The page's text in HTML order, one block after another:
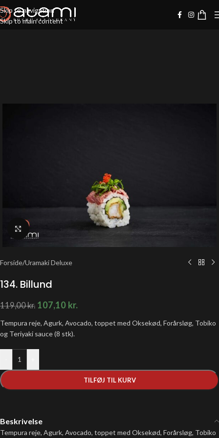
Skip to navigation
Skip to main content
Klik for at forstørre
Forside/Uramaki Deluxe
134. Billund
119,00kr. 107,10 kr.
Tempura reje, Agurk, Avocado, toppet med Oksekød, Forårsløg, Tobiko
og Teriyaki sauce (8 stk).
TILFØJ TIL KURV
Beskrivelse
Tempura reje, Agurk, Avocado, toppet med Oksekød, Forårsløg, Tobiko